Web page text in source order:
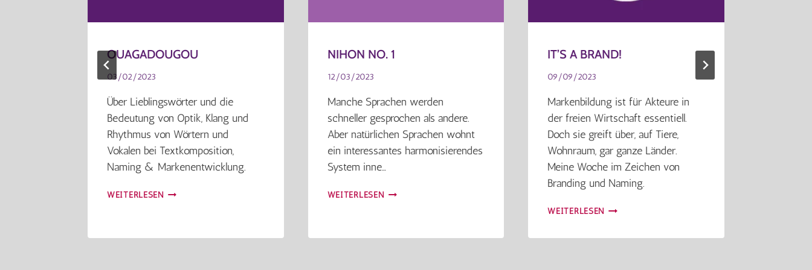
OUAGADOUGOU
03/02/2023
Über Lieblingswörter und die
Bedeutung von Optik, Klang und
Rhythmus von Wörtern und
Vokalen bei Textkomposition,
Naming & Markenentwicklung.
WEITERLESENOUAGADOUGOU
NIHON NO. 1
12/03/2023
Manche Sprachen werden
schneller gesprochen als andere.
Aber natürlichen Sprachen wohnt
ein interessantes harmonisierendes
System inne…
WEITERLESENNIHON
IT’S A BRAND!
09/09/2023
Markenbildung ist für Akteure in
der freien Wirtschaft essentiell.
Doch sie greift über, auf Tiere,
Wohnraum, gar ganze Länder.
Meine Woche im Zeichen von
Branding und Naming.
WEITERLESEN IT’S
BRAND!